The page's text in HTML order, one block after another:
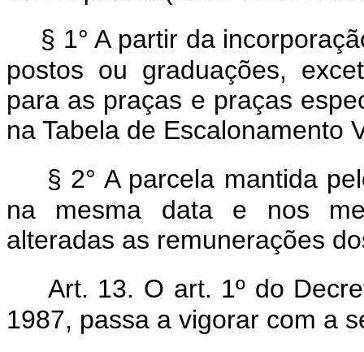
§ 1° A partir da
postos ou graduações,
para as praças e praças
na Tabela de Escalonamento
§ 2° A parcela mantida
na mesma data e nos
alteradas as remunerações
Art. 13. O art. 1º do
1987, passa a vigorar com a